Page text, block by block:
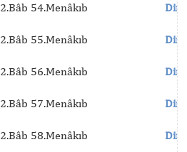
2.Bâb 54.Menâkıb
2.Bâb 55.Menâkıb
2.Bâb 56.Menâkıb
2.Bâb 57.Menâkıb
2.Bâb 58.Menâkıb